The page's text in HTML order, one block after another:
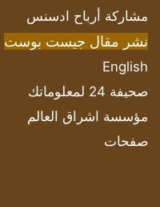
مشاركة أرباح ادسنس
نشر مقال جيست بوست
English
صحيفة 24 لمعلوماتك
مؤسسة اشراق العالم
صفحات